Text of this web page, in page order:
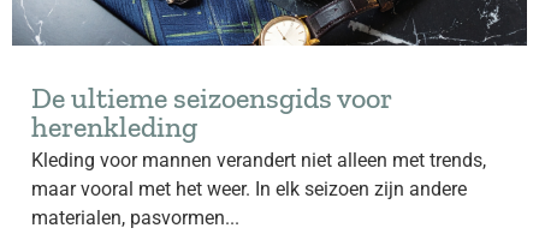
De ultieme seizoensgids voor
herenkleding
Kleding voor mannen verandert niet alleen met trends,
maar vooral met het weer. In elk seizoen zijn andere
materialen, pasvormen...